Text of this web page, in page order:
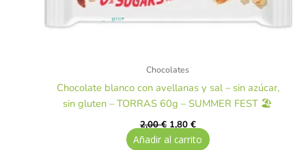
Chocolates
Chocolate blanco con avellanas y sal – sin azúcar,
sin gluten – TORRAS 60g – SUMMER FEST 🏖️
2,00€ 1,80 €
Añadir al carrito